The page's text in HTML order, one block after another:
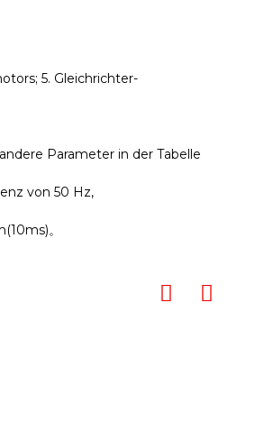
5. Gleichrichter-
Parameter in der Tabelle
von 50 Hz,
。